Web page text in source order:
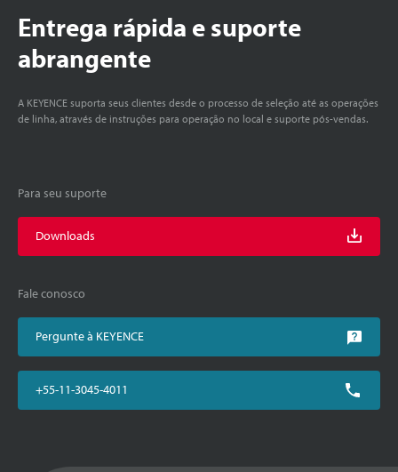
Entrega rápida e suporte
abrangente
A KEYENCE suporta seus clientes desde o processo de seleção até as operações
de linha, através de instruções para operação no local e suporte pós-vendas.
Para seu suporte
Downloads
Fale conosco
Pergunte à KEYENCE
+55-11-3045-4011